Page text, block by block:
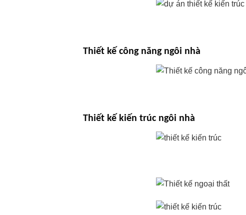
Thiết kế công năng ngôi nhà
Thiết kế kiến trúc ngôi nhà